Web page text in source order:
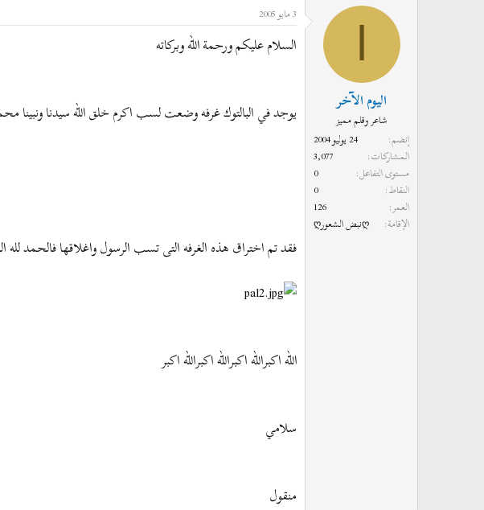
ئ
و
ع
ر
ل
ب
د
ء
اليوم الآخر
شاعر وقلم مميز
إنضم
24 يوليو 2004
المشاركات
3,077
مستوى التفاعل
0
النقاط
0
العمر
126
الإقامة
ღنبض الشعورღ
3 مايو 2005
السلام عليكم ورحمة الله وبركاته
يوجد في البالتوك غرفه وضعت لسب اكرم خلق الله سيدنا
فقد تم اختراق هذه الغرفه التى تسب الرسول واغلاقها فالحمد لله
الله اكبرالله اكبرالله اكبرالله اكبر
سلامي
منقول